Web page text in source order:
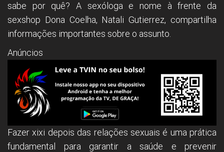
sabe por quê? A sexóloga e nome à frente da
sexshop Dona Coelha, Natali Gutierrez, compartilha
informações importantes sobre o assunto.
Anúncios
Fazer xixi depois das relações sexuais é uma prática
fundamental para garantir a saúde e prevenir